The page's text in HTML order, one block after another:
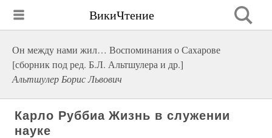
ВикиЧтение
Он между нами жил… Воспоминания о Сахарове
[сборник под ред. Б.Л. Альтшулера и др.]
Альтшулер Борис Львович
Карло Руббиа Жизнь в служении
науке